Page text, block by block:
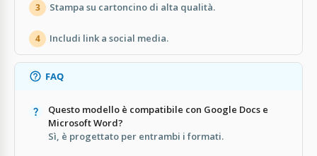
3 Stampa su cartoncino di alta qualità.
4 Includi link a social media.
FAQ
Questo modello è compatibile con Google Docs e
Microsoft Word?
Sì, è progettato per entrambi i formati.